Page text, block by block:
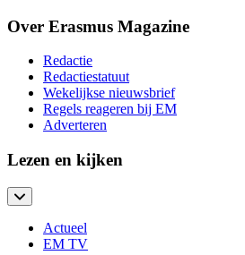
Over Erasmus Magazine
Redactie
Redactiestatuut
Wekelijkse nieuwsbrief
Regels reageren bij EM
Adverteren
Lezen en kijken
Actueel
EM TV